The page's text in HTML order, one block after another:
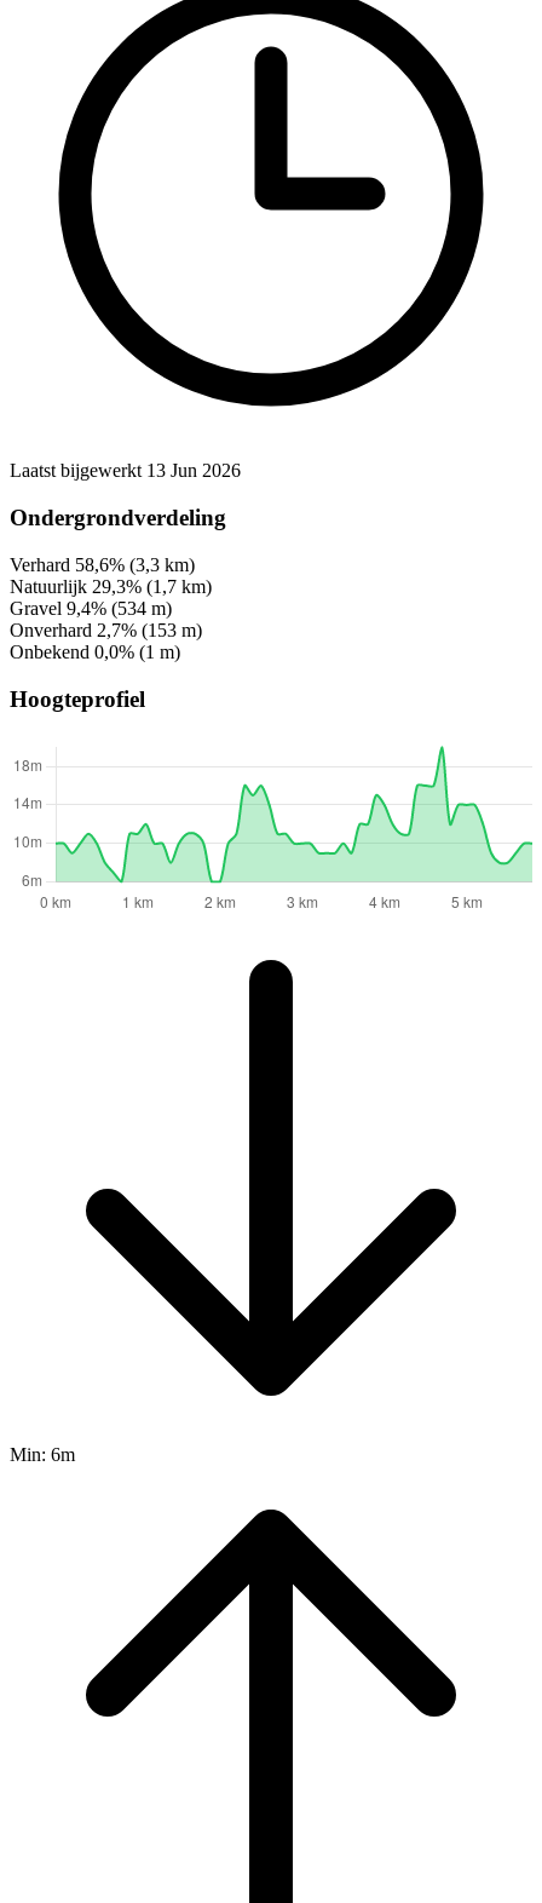
Laatst bijgewerkt 13 Jun 2026
Ondergrondverdeling
Verhard 58,6% (3,3 km)
Natuurlijk 29,3% (1,7 km)
Gravel 9,4% (534 m)
Onverhard 2,7% (153 m)
Onbekend 0,0% (1 m)
Hoogteprofiel
Min: 6m